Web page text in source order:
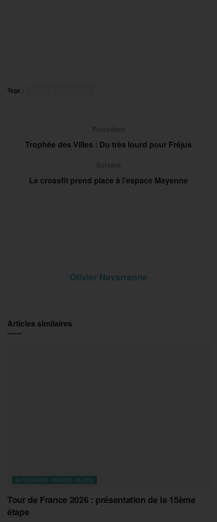
Tags :
Trophée des Villes : Du très lourd pour Fréjus
Le crossfit prend place à l’espace Mayenne
Olivier Navarranne
Articles similaires
AUVERGNE-RHONE-ALPES
Tour de France 2026 : présentation de la 15ème
étape